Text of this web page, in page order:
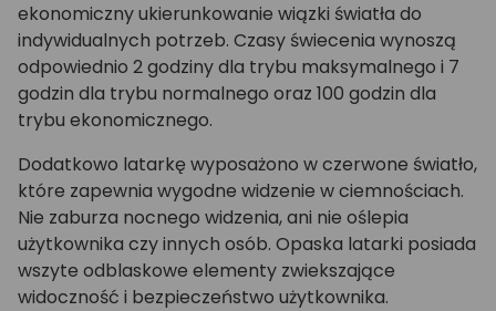
ekonomiczny ukierunkowanie wiązki światła do
indywidualnych potrzeb. Czasy świecenia wynoszą
odpowiednio 2 godziny dla trybu maksymalnego i 7
godzin dla trybu normalnego oraz 100 godzin dla
trybu ekonomicznego.
Dodatkowo latarkę wyposażono w czerwone światło,
które zapewnia wygodne widzenie w ciemnościach.
Nie zaburza nocnego widzenia, ani nie oślepia
użytkownika czy innych osób. Opaska latarki posiada
wszyte odblaskowe elementy zwiekszające
widoczność i bezpieczeństwo użytkownika.